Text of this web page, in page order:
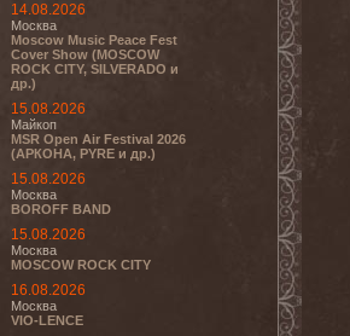
14.08.2026
Москва
Moscow Music Peace Fest
Cover Show (MOSCOW
ROCK CITY, SILVERADO и
др.)
15.08.2026
Майкоп
MSR Open Air Festival 2026
(АРКОНА, PYRE и др.)
15.08.2026
Москва
BOROFF BAND
15.08.2026
Москва
MOSCOW ROCK CITY
16.08.2026
Москва
VIO-LENCE